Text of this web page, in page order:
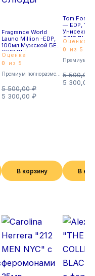
Премиум полноразмерные
Fragrance World
Launo Million -EDP,
100мл Мужской БЕЗ
СЛЮДЫ
Оценка
0
из 5
5 500,00₽
5 300,00 ₽
В корзину
Tom Ford
— EDP,
Унисекс
СЛЮДЫ
Оценка
0
из 5
5 500,00
5 300,00
В